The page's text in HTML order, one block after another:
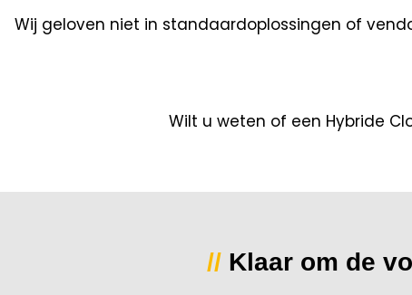
Wij geloven niet in standaardoplossingen of
Wilt u weten of een Hybride
// Klaar om de